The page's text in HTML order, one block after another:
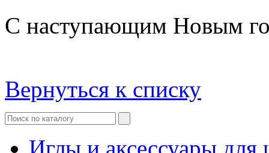
С наступающим Новым
Вернуться к списку
Иглы и аксессуары